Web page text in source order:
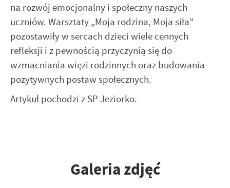
na rozwój emocjonalny i społeczny naszych
uczniów. Warsztaty „Moja rodzina, Moja siła”
pozostawiły w sercach dzieci wiele cennych
refleksji i z pewnością przyczynią się do
wzmacniania więzi rodzinnych oraz budowania
pozytywnych postaw społecznych.
Artykuł pochodzi z SP Jeziorko.
Galeria zdjęć